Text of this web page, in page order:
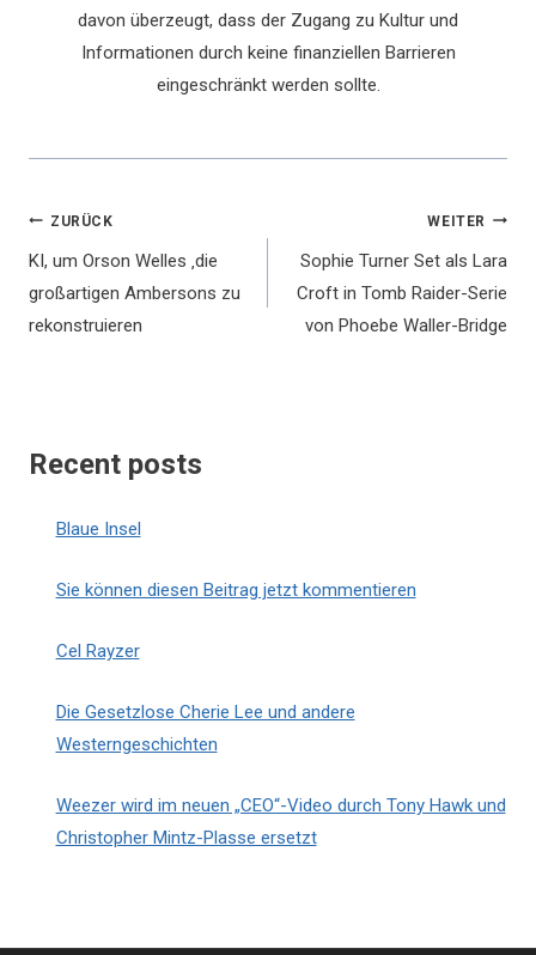
davon überzeugt, dass der Zugang zu Kultur und
Informationen durch keine finanziellen Barrieren
eingeschränkt werden sollte.
Beitragsnavigation
ZURÜCK
KI, um Orson Welles ‚die
großartigen Ambersons zu
rekonstruieren
WEITER
Sophie Turner Set als Lara
Croft in Tomb Raider-Serie
von Phoebe Waller-Bridge
Recent posts
Blaue Insel
Sie können diesen Beitrag jetzt kommentieren
Cel Rayzer
Die Gesetzlose Cherie Lee und andere
Westerngeschichten
Weezer wird im neuen „CEO“-Video durch Tony Hawk und
Christopher Mintz-Plasse ersetzt